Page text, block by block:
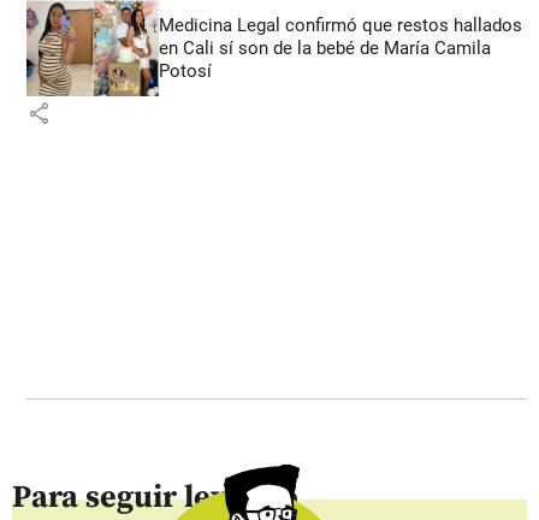
Medicina Legal confirmó que restos hallados
en Cali sí son de la bebé de María Camila
Potosí
share
Para seguir leyendo